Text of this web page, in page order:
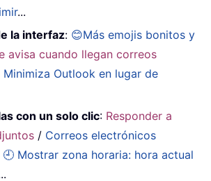
...
la interfaz: 😊Más emojis bonitos y
avisa cuando llegan correos
Minimiza Outlook en lugar de
con un solo clic: Responder a
/ Correos electrónicos
🕘 Mostrar zona horaria: hora actual